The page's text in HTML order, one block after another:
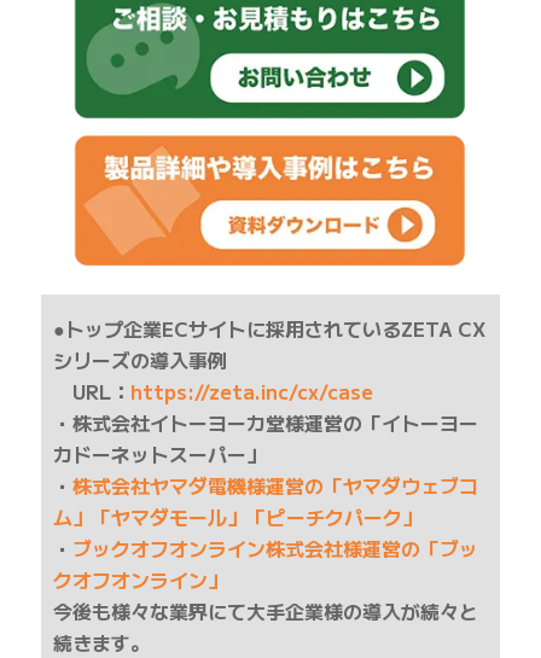
●トップ企業ECサイトに採用されているZETA CX
シリーズの導入事例
URL： https://zeta.inc/cx/case
・株式会社イトーヨーカ堂様運営の「イトーヨー
カドーネットスーパー」
・ 株式会社ヤマダ電機様運営の「ヤマダウェブコ
ム」「ヤマダモール」「ピーチクパーク」
・ ブックオフオンライン株式会社様運営の「ブッ
クオフオンライン」
今後も様々な業界にて大手企業様の導入が続々と
続きます。